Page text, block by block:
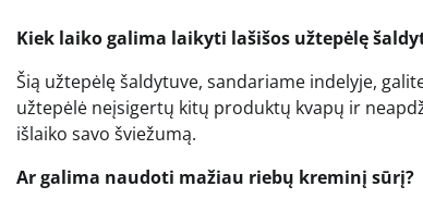
Kiek laiko galima laikyti lašišos užtepėlę
Šią užtepėlę šaldytuve, sandariame indelyje,
užtepėlė neįsigertų kitų produktų kvapų ir
išlaiko savo šviežumą.
Ar galima naudoti mažiau riebų kreminį sūrį?